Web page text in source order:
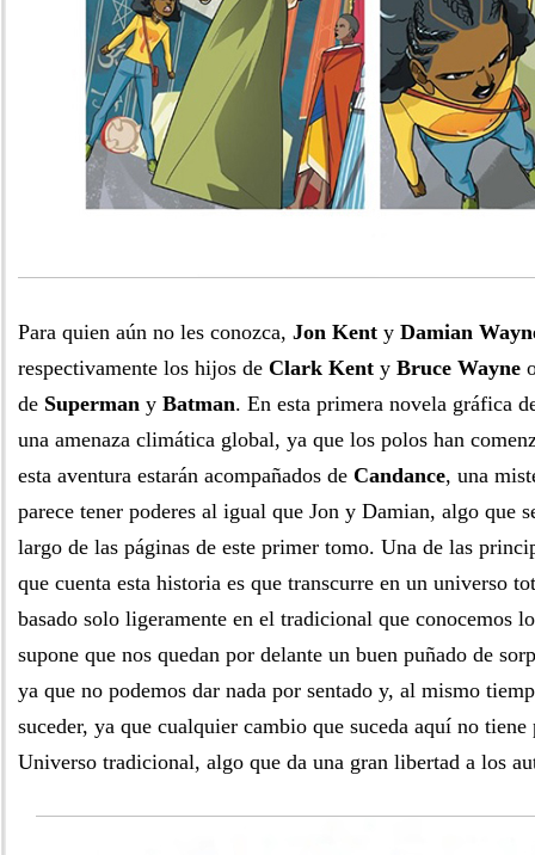
Para quien aún no les conozca, Jon Kent y Damian
respectivamente los hijos de Clark Kent y Bruce Wayne
de Superman y Batman. En esta primera novela gráfica
una amenaza climática global, ya que los polos han
esta aventura estarán acompañados de Candance, una
parece tener poderes al igual que Jon y Damian, algo que
largo de las páginas de este primer tomo. Una de las
que cuenta esta historia es que transcurre en un universo
basado solo ligeramente en el tradicional que conocemos
supone que nos quedan por delante un buen puñado de
ya que no podemos dar nada por sentado y, al mismo
suceder, ya que cualquier cambio que suceda aquí no
Universo tradicional, algo que da una gran libertad a los